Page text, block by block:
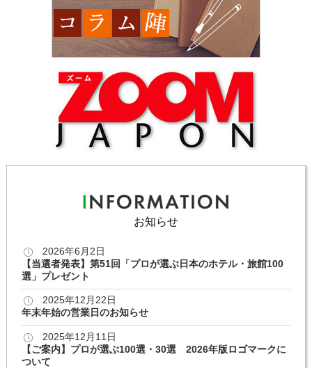
お知らせ
2026年6月2日
【当選者発表】第51回「プロが選ぶ日本のホテル・旅館100
選」プレゼント
2025年12月22日
年末年始の営業日のお知らせ
2025年12月11日
【ご案内】プロが選ぶ100選・30選 2026年版ロゴマークに
ついて